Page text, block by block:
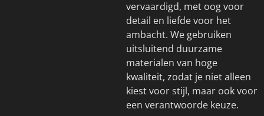
vervaardigd, met oog voor
detail en liefde voor het
ambacht. We gebruiken
uitsluitend duurzame
materialen van hoge
kwaliteit, zodat je niet alleen
kiest voor stijl, maar ook voor
een verantwoorde keuze.